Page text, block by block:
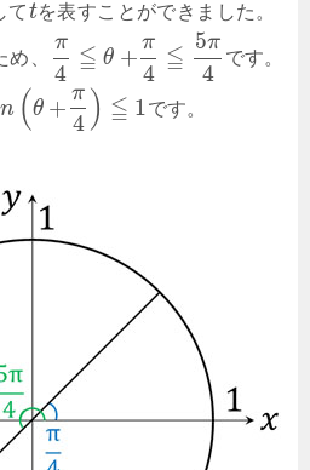
てtを表すことができました。
、
π
4 ≦ θ +
π
4 ≦ 5π
4
です。
n (θ +
π
4 ) ≦ 1です。